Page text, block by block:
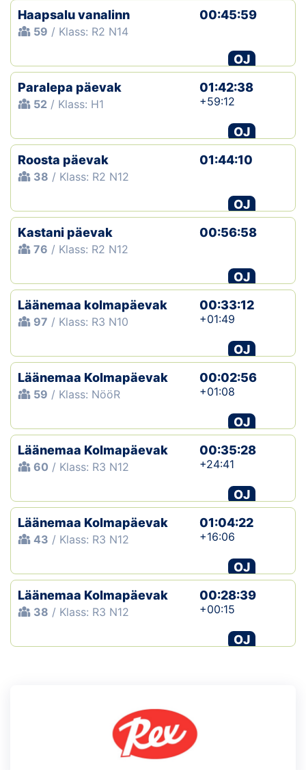
OTSI
Haapsalu vanalinn
59 / Klass: R2 N14
00:45:59
OJ
Paralepa päevak
52 / Klass: H1
01:42:38
+59:12
OJ
Roosta päevak
38 / Klass: R2 N12
01:44:10
OJ
Kastani päevak
76 / Klass: R2 N12
00:56:58
OJ
Läänemaa kolmapäevak
97 / Klass: R3 N10
00:33:12
+01:49
OJ
Läänemaa Kolmapäevak
59 / Klass: NööR
00:02:56
+01:08
OJ
Läänemaa Kolmapäevak
60 / Klass: R3 N12
00:35:28
+24:41
OJ
Läänemaa Kolmapäevak
43 / Klass: R3 N12
01:04:22
+16:06
OJ
Läänemaa Kolmapäevak
38 / Klass: R3 N12
00:28:39
+00:15
OJ